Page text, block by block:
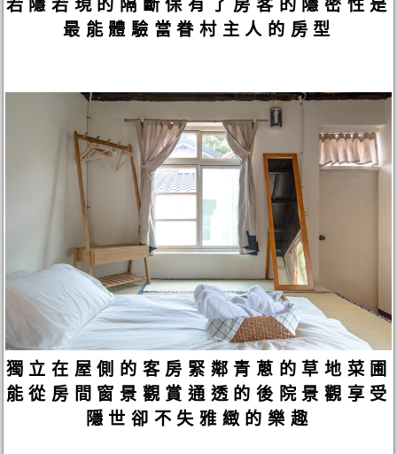
若隱若現的隔斷保有了房客的隱密性是
最能體驗當眷村主人的房型​
獨立在屋側的客房緊鄰青蔥的草地菜圃
能從房間窗景觀賞通透的後院景觀享受
隱世卻不失雅緻的樂趣